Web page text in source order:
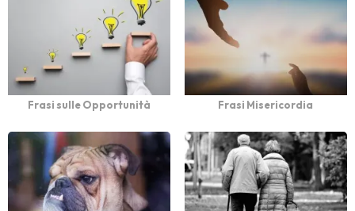
Frasi sulle Opportunità Frasi Misericordia